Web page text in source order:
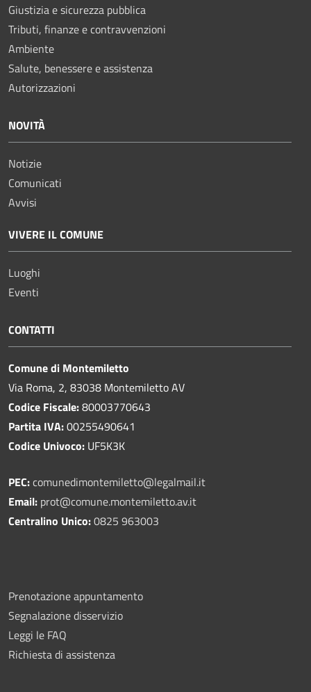
Giustizia e sicurezza pubblica
Tributi, finanze e contravvenzioni
Ambiente
Salute, benessere e assistenza
Autorizzazioni
NOVITÀ
Notizie
Comunicati
Avvisi
VIVERE IL COMUNE
Luoghi
Eventi
CONTATTI
Comune di Montemiletto
Via Roma, 2, 83038 Montemiletto AV
Codice Fiscale:80003770643
Partita IVA:00255490641
Codice Univoco: UF5K3K
PEC:comunedimontemiletto@legalmail.it
Email: prot@comune.montemiletto.av.it
Centralino Unico:0825 963003
Prenotazione appuntamento
Segnalazione disservizio
Leggi le FAQ
Richiesta di assistenza